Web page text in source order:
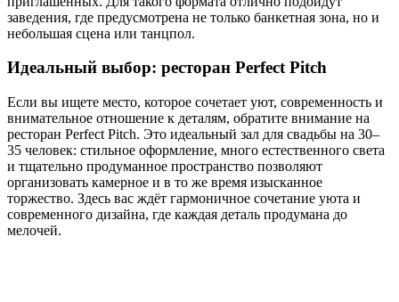
заведения, где предусмотрена не только банкетная зона, но и
небольшая сцена или танцпол.
Идеальный выбор: ресторан Perfect Pitch
Если вы ищете место, которое сочетает уют, современность и
внимательное отношение к деталям, обратите внимание на
ресторан Perfect Pitch. Это идеальный зал для свадьбы на 30–
35 человек: стильное оформление, много естественного света
и тщательно продуманное пространство позволяют
организовать камерное и в то же время изысканное
торжество. Здесь вас ждёт гармоничное сочетание уюта и
современного дизайна, где каждая деталь продумана до
мелочей.